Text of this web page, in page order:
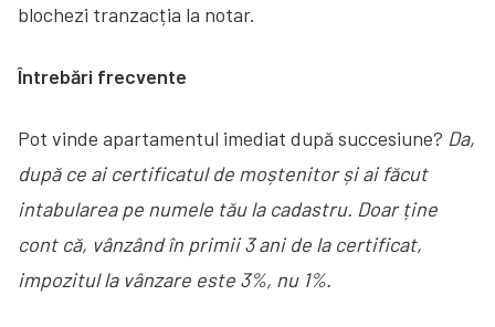
blochezi tranzacția la notar.
Întrebări frecvente
Pot vinde apartamentul imediat după succesiune? Da,
după ce ai certificatul de moștenitor și ai făcut
intabularea pe numele tău la cadastru. Doar ține
cont că, vânzând în primii 3 ani de la certificat,
impozitul la vânzare este 3%, nu 1%.